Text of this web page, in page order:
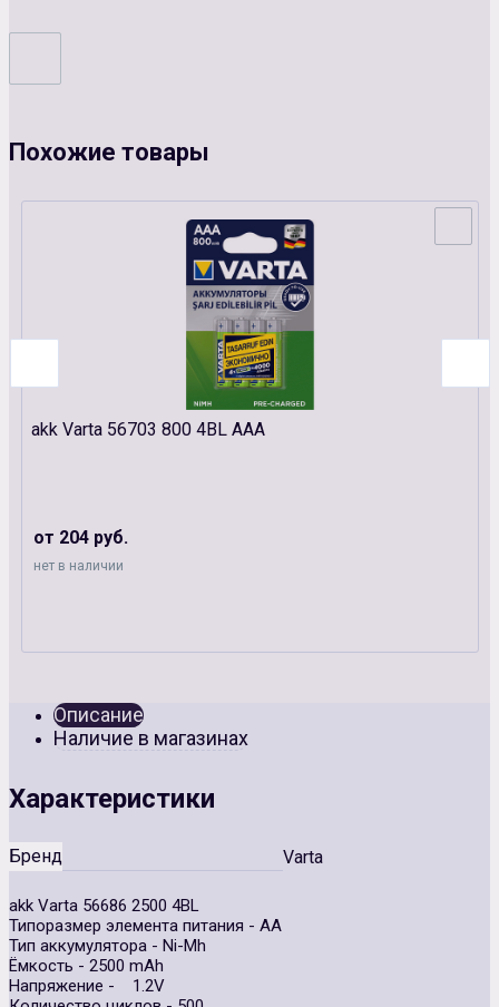
Похожие товары
akk Varta 56703 800 4BL ААА
от 204 руб.
нет в наличии
Описание
Наличие в магазинах
Характеристики
Бренд Varta
akk Varta 56686 2500 4BL
Типоразмер элемента питания - AA
Тип аккумулятора - Ni-Mh
Ёмкость - 2500 mAh
Напряжение - 1.2V